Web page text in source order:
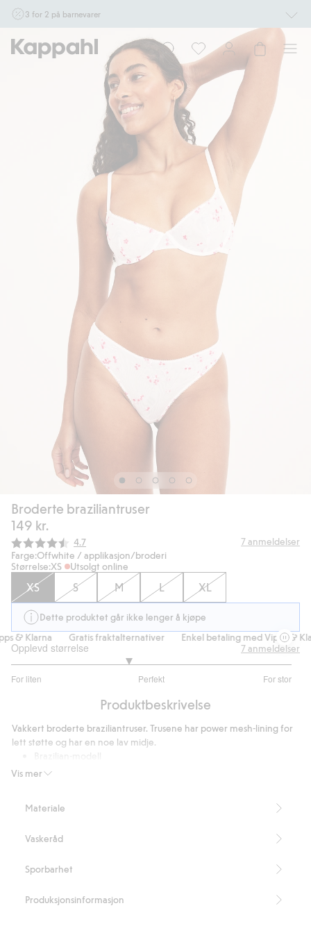
3 for 2 på barnevarer
Ikke Newbie. Gjelder når du handler 2 eller flere varer som inngår i tilbudet tom.
17/8 i butikk & online for deg som er eller blir medlem. Kan ikke kombineres med
andre tilbud eller rabatter.
Handle nå
Broderte braziliantruser
149 kr.
Gjennomsnittskarakter:
4.7 7anmeldelser
Farge:Offwhite / applikasjon/broderi
Størrelse:XS Utsolgt online
XS S M L XL
Dette produktet går ikke lenger å kjøpe
& Klarna
Gratis fraktalternativer Enkel betaling med Vipps &
Opplevd størrelse
For liten Perfekt For stor
av
6
stemmer
7anmeldelser
Produktbeskrivelse
Vis mer
Vakkert broderte braziliantruser. Trusene har power mesh-lining for
lett støtte og har en noe lav midje.
Lav midje
Artikkelnummer
Materiale
Vaskeråd
Sporbarhet
Produksjonsinformasjon